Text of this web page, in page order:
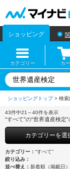
ショッピング
カテゴリー カ
ショッピングトップ
43件中21～40件を表示
“すべて”の“世界遺産検定
カテゴリーを選
カテゴリー： “すべて”
絞り込み：
並べ替え： 新着順（掲載日）